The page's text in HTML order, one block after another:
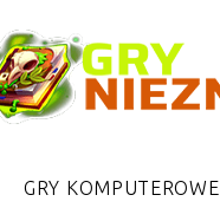
GRY KOMPUTEROWE